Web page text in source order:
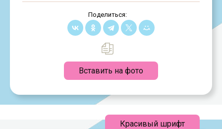
Поделиться:
Вставить на фото
Красивый шрифт